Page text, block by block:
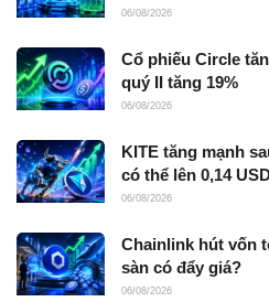
06/08/2026
Cổ phiếu Circle
quý II tăng 19%
06/08/2026
KITE tăng mạnh
có thể lên 0,14
06/08/2026
Chainlink hút vốn
sàn có đẩy giá?
06/08/2026